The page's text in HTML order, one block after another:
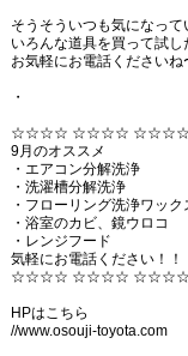
そうそういつも気になって
いろんな道具を買って試し
お気軽にお電話くださいね
・
☆☆☆☆ ☆☆☆☆ ☆☆☆☆
9月のオススメ
・エアコン分解洗浄
・洗濯槽分解洗浄
・フローリング洗浄ワック
・浴室のカビ、鏡ウロコ
・レンジフード
気軽にお電話ください！！
☆☆☆☆ ☆☆☆☆ ☆☆☆☆
HPはこちら
//www.osouji-toyota.com